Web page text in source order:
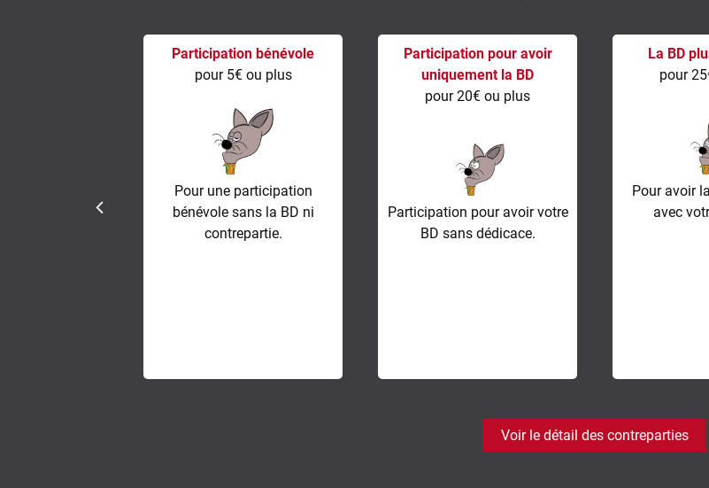
Participation bénévole
pour 5€ ou plus
Pour une participation
bénévole sans la BD ni
contrepartie.
Participation pour avoir
uniquement la BD
pour 20€ ou plus
Participation pour avoir votre
BD sans dédicace.
La BD
pour
Pour avoir
avec
Voir le détail des contreparties